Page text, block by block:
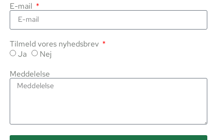
E-mail
Tilmeld vores nyhedsbrev
Ja
Nej
Meddelelse